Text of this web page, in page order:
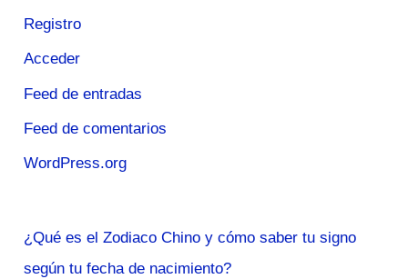
Registro
Acceder
Feed de entradas
Feed de comentarios
WordPress.org
¿Qué es el Zodiaco Chino y cómo saber tu signo
según tu fecha de nacimiento?